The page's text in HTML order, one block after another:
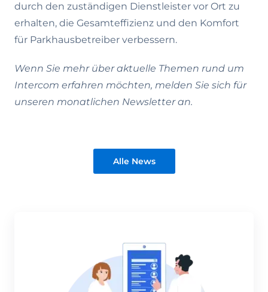
durch den zuständigen Dienstleister vor Ort zu
erhalten, die Gesamteffizienz und den Komfort
für Parkhausbetreiber verbessern.
Wenn Sie mehr über aktuelle Themen rund um
Intercom erfahren möchten, melden Sie sich für
unseren monatlichen Newsletter an.
Alle News